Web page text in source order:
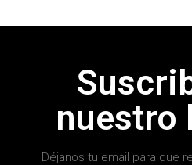
nuestro
Déjanos tu email para que